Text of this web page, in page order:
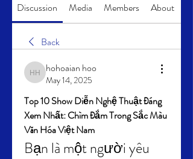
Discussion Media Members About
Back
hohoaian hoo
hohoaian hoo
May 14, 2025
Top 10 Show Diễn Nghệ Thuật Đáng
Xem Nhất: Chìm Đắm Trong Sắc Màu
Văn Hóa Việt Nam
Bạn là một người yêu